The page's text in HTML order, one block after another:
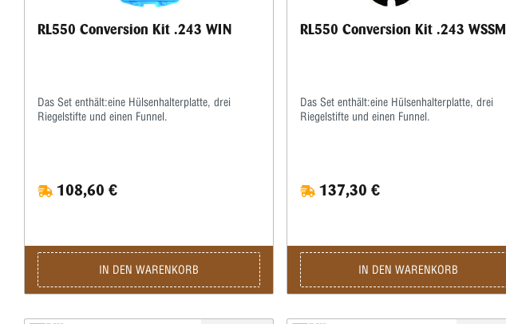
RL550 Conversion Kit .243 WIN
Das Set enthält:eine Hülsenhalterplatte, drei
Riegelstifte und einen Funnel.
108,60 €
IN DEN WARENKORB
RL550 Conversion Kit .243 WSSM
Das Set enthält:eine Hülsenhalterplatte, drei
Riegelstifte und einen Funnel.
137,30 €
IN DEN WARENKORB